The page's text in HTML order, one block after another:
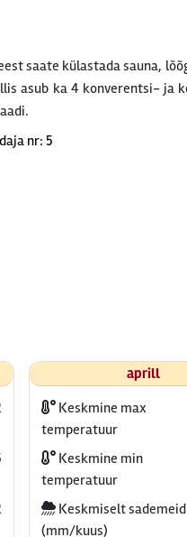
nr: 5
aprill
Keskmine max
temperatuur
Keskmine min
temperatuur
Keskmiselt sademeid
(mm/kuus)